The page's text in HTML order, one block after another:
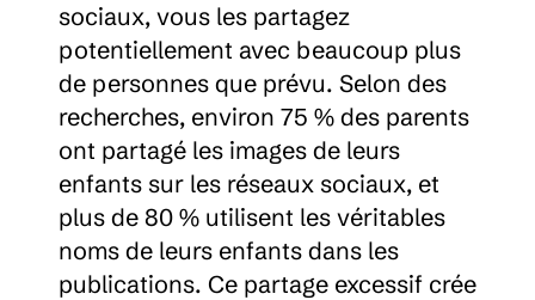
sociaux, vous les partagez
potentiellement avec beaucoup plus
de personnes que prévu. Selon des
recherches, environ 75 % des parents
ont partagé les images de leurs
enfants sur les réseaux sociaux, et
plus de 80 % utilisent les véritables
noms de leurs enfants dans les
publications. Ce partage excessif crée